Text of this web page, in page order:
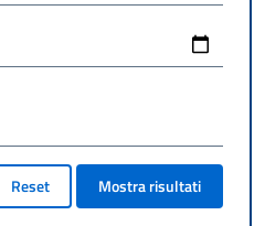
Reset Mostra risultati